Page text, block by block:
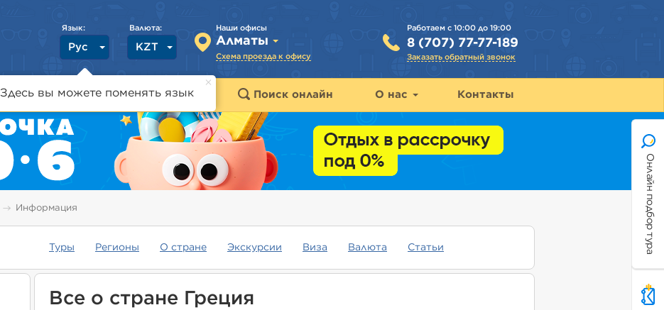
Работаем с 10:00 до 19:00
8 (707) 77-77-189
Заказать обратный звонок
Наши офисы
Алматы
Схема проезда к офису
Валюта:
KZT
Язык:
Рус
Здесь вы можете поменять язык
Страны Горящие туры Поиск онлайн О нас Контакты
Онлайн подбор тура
Информация
Туры Регионы О стране Экскурсии Виза Валюта Статьи
Все о стране Греция